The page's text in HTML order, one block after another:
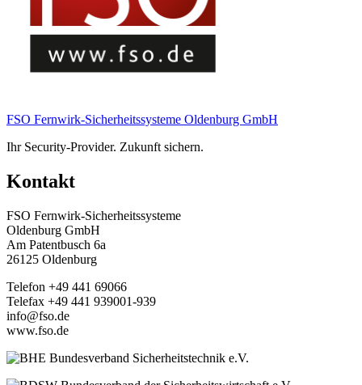
FSO Fernwirk-Sicherheitssysteme Oldenburg GmbH
Ihr Security-Provider. Zukunft sichern.
Kontakt
FSO Fernwirk-Sicherheitssysteme
Oldenburg GmbH
Am Patentbusch 6a
26125 Oldenburg
Telefon +49 441 69066
Telefax +49 441 939001-939
info@fso.de
www.fso.de